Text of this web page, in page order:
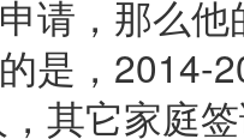
请，那么
是，2014-
其它家庭